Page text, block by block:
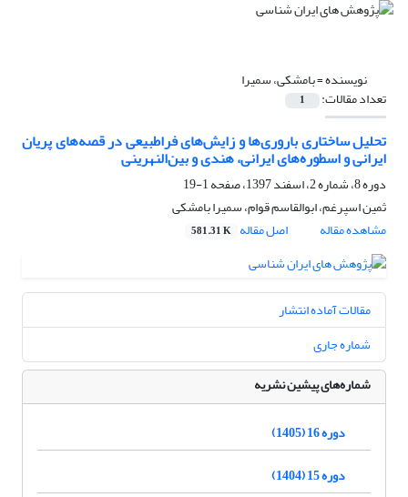
نویسنده =بامشکی، سمیرا
تعداد مقالات: 1
تحلیل ساختاری باروری‌ها و زایش‌های فراطبیعی در قصه‌های پریان
ایرانی و اسطوره‌های ایرانی، هندی و بین‌النهرینی
دوره 8، شماره 2، اسفند 1397، صفحه
1-19
ثمین اسپرغم، ابوالقاسم قوام، سمیرا بامشکی
مشاهده مقاله
اصل مقاله 581.31 K
مقالات آماده انتشار
شماره جاری
شماره‌های پیشین نشریه
دوره 16 (1405)
دوره 15 (1404)